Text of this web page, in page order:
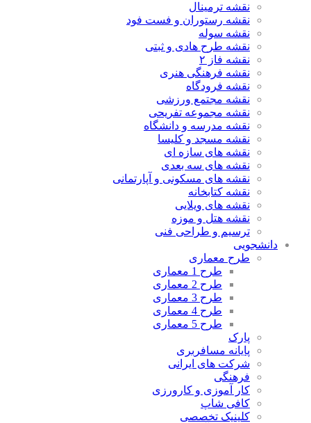
نقشه ترمینال
نقشه رستوران و فست فود
نقشه سوله
نقشه طرح هادی و ثبتی
نقشه فاز ۲
نقشه فرهنگی هنری
نقشه فرودگاه
نقشه مجتمع ورزشی
نقشه مجموعه تفریحی
نقشه مدرسه و دانشگاه
نقشه مسجد و کلیسا
نقشه های سازه ای
نقشه های سه بعدی
نقشه های مسکونی و آپارتمانی
نقشه کتابخانه
نقشه های ویلایی
نقشه هتل و موزه
ترسیم و طراحی فنی
دانشجویی
طرح معماری
طرح 1 معماری
طرح 2 معماری
طرح 3 معماری
طرح 4 معماری
طرح 5 معماری
پارک
پایانه مسافربری
شرکت های ایرانی
فرهنگی
کار آموزی و کارورزی
کافی شاپ
کلینیک تخصصی